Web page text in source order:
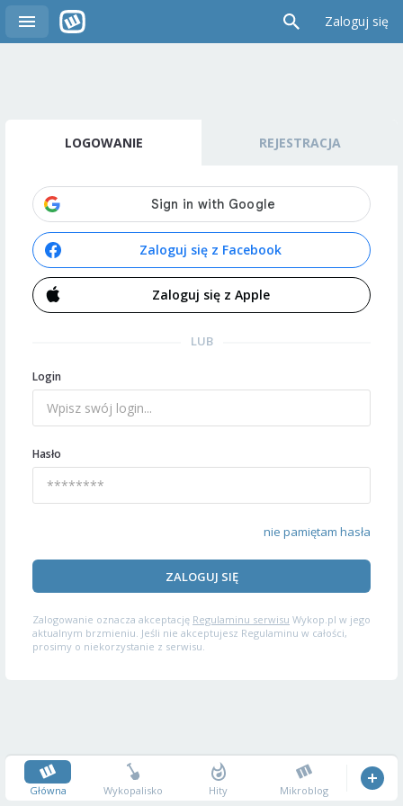
Zaloguj się
LOGOWANIE REJESTRACJA
Zaloguj się z Facebook
Zaloguj się z Apple
LUB
Login
Hasło
nie pamiętam hasła
ZALOGUJ SIĘ
Zalogowanie oznacza akceptację Regulaminu serwisu Wykop.pl w jego
aktualnym brzmieniu. Jeśli nie akceptujesz Regulaminu w całości,
prosimy o niekorzystanie z serwisu.
Główna Wykopalisko Hity Mikroblog